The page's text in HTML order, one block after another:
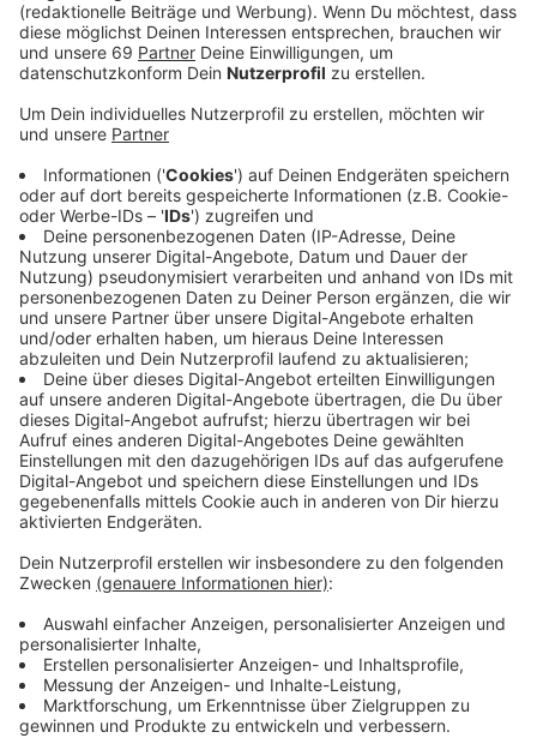
Es ist mittlerweile kein Geheimnis mehr:
Balkonkraftwerke boomen. Ein paar Solarpaneele ans
Balkongeländer gehangen und schon entsteht das
allein in den Monaten Mai, April und Juni gab es
zum gleichen Zeitraum im vergangenen Jahr. In
Nordrhein-Westfalen wurden in diesem Jahr schon
fast 43.000 dieser Anlagen registriert.
Anzeige
Balkonkraftwerke: Zu viele Förderanträge für
manche Kommunen
Anzeige
Die Kommunen fördern
Balkonkraftwerks. Die Bedingungen dafür sind
allerdings sehr unterschiedlich. Einige Kommunen
geben bis zu 500 Euro dazu, andere weniger. Und die
Förderanträge übersteigen in vielen Städten in NRW
den Finanzrahmen, den die Kommunen dafür
vorgesehen haben, sodass viele auf das nächste Jahr
vertröstet werden müssen.